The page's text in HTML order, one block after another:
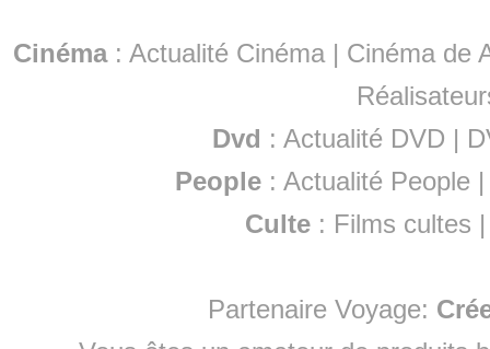
Cinéma: Actualité Cinéma | Cinéma de
Dvd : Actualité DVD |
People :Actualité People
Culte : Films cultes
Partenaire Voyage: